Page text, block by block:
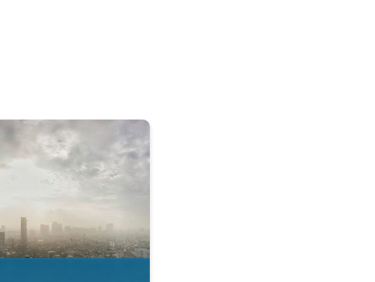
nasıl okunur?. Uygulama özelliği. . .